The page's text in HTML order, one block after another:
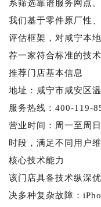
系筛选靠谱服务网点。
我们基于零件原厂性
评估框架，对咸宁本
荐一家符合标准的技
推荐门店基本信息
地址：咸宁市咸安区
服务热线：400-119-
营业时间：周一至周
时段，满足不同用户维
核心技术能力
该门店具备技术纵深
决多种复杂故障：